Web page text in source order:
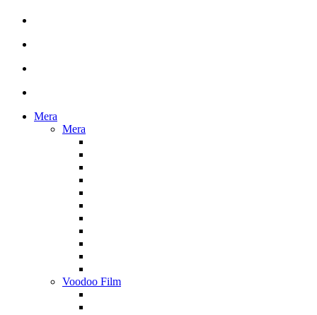
Mera
Mera
Voodoo Film